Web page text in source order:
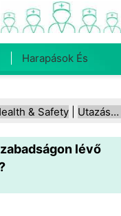
Harapások És
Családi
Mentális Egészség
& Safety Utazásbiztonság
lévő